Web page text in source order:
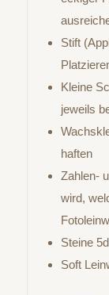
Stift
Kleine
jeweils
haften
Zahlen-
wird,
Steine 5d
Soft